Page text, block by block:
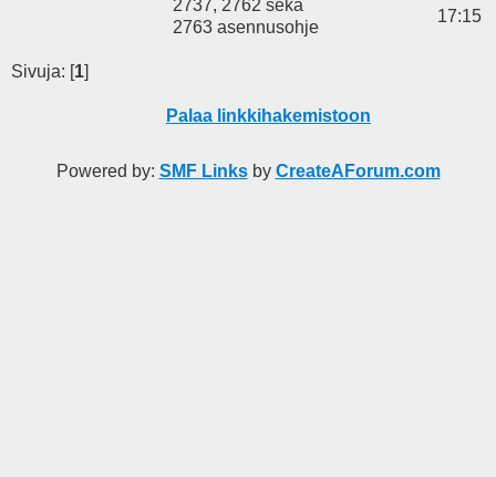
2737, 2762 sekä
2763 asennusohje
17:15
Sivuja: [1]
Palaa linkkihakemistoon
Powered by: SMF Linksby CreateAForum.com